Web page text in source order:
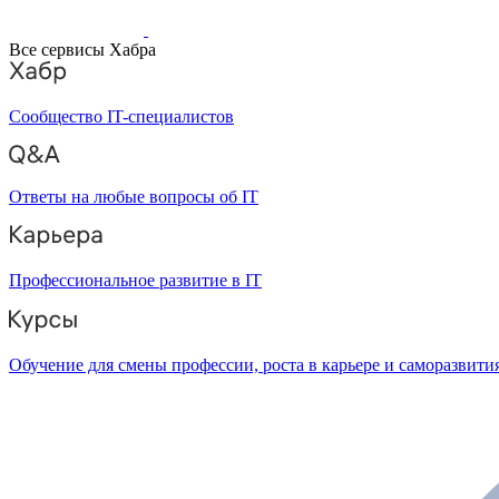
Все сервисы Хабра
Сообщество IT-специалистов
Ответы на любые вопросы об IT
Профессиональное развитие в IT
Обучение для смены профессии, роста в карьере и